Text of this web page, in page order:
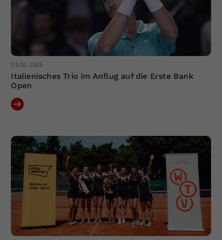
03.06.2025
Italienisches Trio im Anflug auf die Erste Bank
Open